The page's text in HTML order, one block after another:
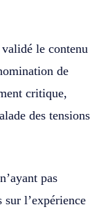
le contenu
de
critique,
des tensions
pas
sur l’expérience